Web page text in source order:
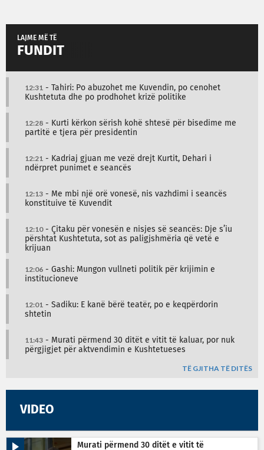
LAJME MË TË
FUNDIT
12:31 - Tahiri: Po abuzohet me Kuvendin, po cenohet
Kushtetuta dhe po prodhohet krizë politike
12:28 - Kurti kërkon sërish kohë shtesë për bisedime me
partitë e tjera për presidentin
12:21 - Kadriaj gjuan me vezë drejt Kurtit, Dehari i
ndërpret punimet e seancës
12:13 - Me mbi një orë vonesë, nis vazhdimi i seancës
konstituive të Kuvendit
12:10- Çitaku për vonesën e nisjes së seancës: Dje s’iu
përshtat Kushtetuta, sot as paligjshmëria që vetë e
krijuan
12:06 - Gashi: Mungon vullneti politik për krijimin e
institucioneve
12:01 - Sadiku: E kanë bërë teatër, po e keqpërdorin
shtetin
11:43 - Murati përmend 30 ditët e vitit të kaluar, por nuk
përgjigjet për aktvendimin e Kushtetueses
TË GJITHA TË DITËS
VIDEO
Murati përmend 30 ditët e vitit të